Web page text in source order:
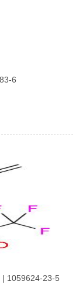
6
| 1059624-23-5